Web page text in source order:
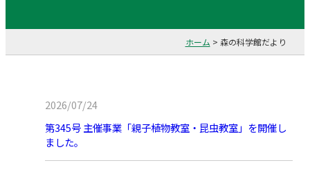
ホーム > 森の科学館だより
2026/07/24
第345号 主催事業「親子植物教室・昆虫教室」を開催し
ました。